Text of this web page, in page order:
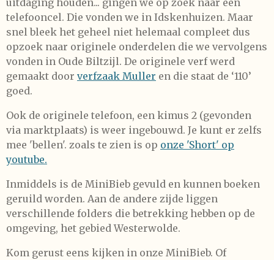
uitdaging houden... gingen we op zoek naar een
telefooncel. Die vonden we in Idskenhuizen. Maar
snel bleek het geheel niet helemaal compleet dus
opzoek naar originele onderdelen die we vervolgens
vonden in Oude Biltzijl. De originele verf werd
gemaakt door verfzaak Muller en die staat de ‘110’
goed.
Ook de originele telefoon, een kimus 2 (gevonden
via marktplaats) is weer ingebouwd. Je kunt er zelfs
mee 'bellen'. zoals te zien is op onze 'Short' op
youtube.
Inmiddels is de MiniBieb gevuld en kunnen boeken
geruild worden. Aan de andere zijde liggen
verschillende folders die betrekking hebben op de
omgeving, het gebied Westerwolde.
Kom gerust eens kijken in onze MiniBieb. Of